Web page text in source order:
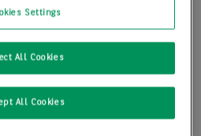
Settings
All Cookies
All Cookies